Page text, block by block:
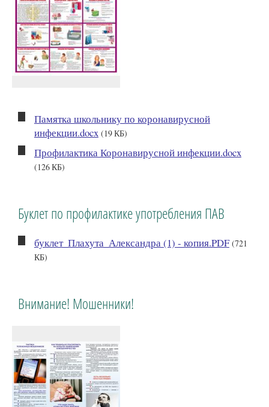
Памятка школьнику по коронавирусной
инфекции.docx (19 КБ)
Профилактика Коронавирусной инфекции.docx
(126 КБ)
Буклет по профилактике употребления ПАВ
буклет_Плахута_Александра (1) - копия.PDF (721
КБ)
Внимание! Мошенники!